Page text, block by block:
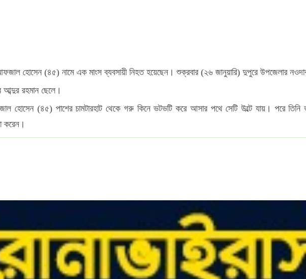
আফজাল হোসেন (৪৫) নামে এক মাংস ব্যবসায়ী নিহত হয়েছেন। শুক্রবার (২৬ জানুয়ারি) দুপুরে উপজেলার
আব্দুর রহমান ছেলে।
হোসেন (৪৫) পাশের চামটারহাট থেকে গরু কিনে ভটভটি করে আসার পথে সেটি উল্টে যায়। পরে তিনি
করেন।